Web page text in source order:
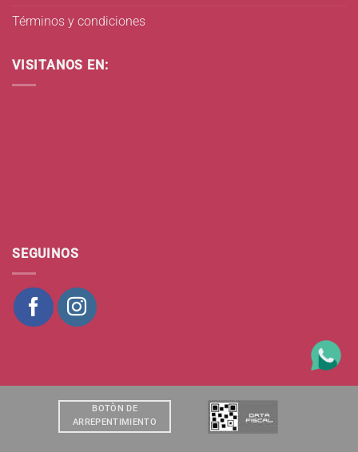
Términos y condiciones
VISITANOS EN:
SEGUINOS
BOTÒN DE
ARREPENTIMIENTO